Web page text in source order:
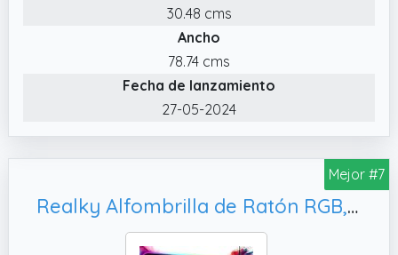
microweave suave, esta alfombrilla ratón
gaming permite movimientos rápidos y un
seguimiento preciso del ratón, protegiendo al
mismo tiempo los deslizadores.
✔️ Superficie Extra Grande de 800 × 300 × 5
30.48 cms
Ancho
78.74 cms
Fecha de lanzamiento
27-05-2024
Mejor #7
Realky Alfombrilla de Ratón RGB, PC y Portátil